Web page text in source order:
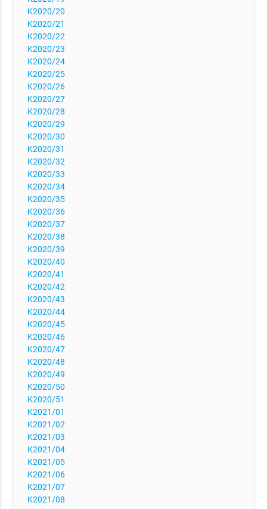
K2020/20
K2020/21
K2020/22
K2020/23
K2020/24
K2020/25
K2020/26
K2020/27
K2020/28
K2020/29
K2020/30
K2020/31
K2020/32
K2020/33
K2020/34
K2020/35
K2020/36
K2020/37
K2020/38
K2020/39
K2020/40
K2020/41
K2020/42
K2020/43
K2020/44
K2020/45
K2020/46
K2020/47
K2020/48
K2020/49
K2020/50
K2020/51
K2021/01
K2021/02
K2021/03
K2021/04
K2021/05
K2021/06
K2021/07
K2021/08